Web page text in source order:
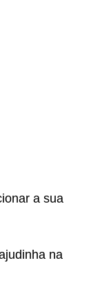
a sua
na